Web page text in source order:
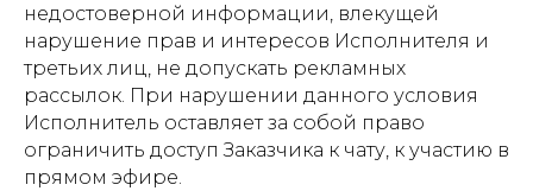
недостоверной информации, влекущей
нарушение прав и интересов Исполнителя и
третьих лиц, не допускать рекламных
рассылок. При нарушении данного условия
Исполнитель оставляет за собой право
ограничить доступ Заказчика к чату, к участию в
прямом эфире.